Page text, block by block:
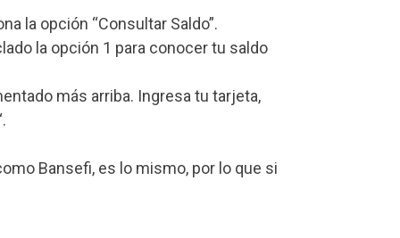
la opción “Consultar Saldo”.
la opción 1 para conocer tu saldo
más arriba. Ingresa tu tarjeta,
Bansefi, es lo mismo, por lo que si